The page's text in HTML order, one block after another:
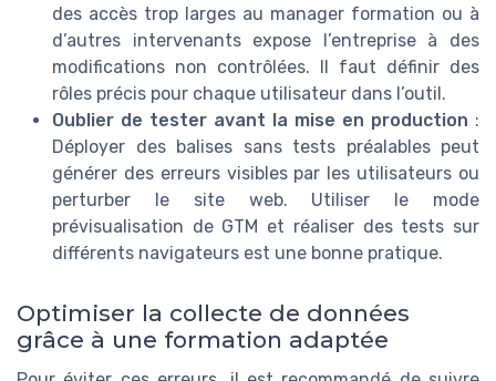
des accès trop larges au manager formation ou à
d’autres intervenants expose l’entreprise à des
modifications non contrôlées. Il faut définir des
rôles précis pour chaque utilisateur dans l’outil.
Oublier de tester avant la mise en production :
Déployer des balises sans tests préalables peut
générer des erreurs visibles par les utilisateurs ou
perturber le site web. Utiliser le mode
prévisualisation de GTM et réaliser des tests sur
différents navigateurs est une bonne pratique.
Optimiser la collecte de données
grâce à une formation adaptée